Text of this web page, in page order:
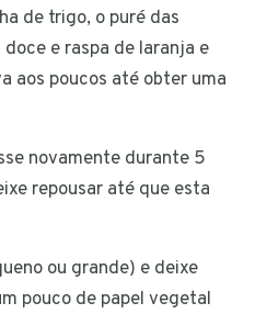
de trigo, o puré das
e raspa de laranja e
aos poucos até obter uma
novamente durante 5
repousar até que esta
ou grande) e deixe
pouco de papel vegetal